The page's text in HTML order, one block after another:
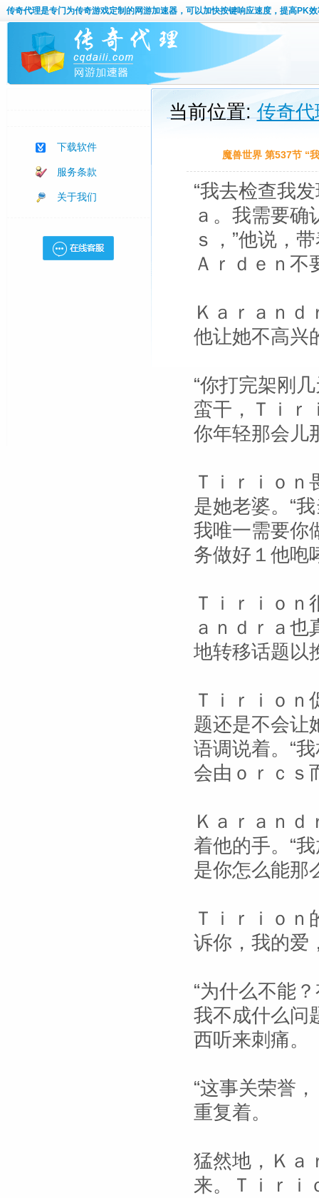
传奇代理是专门为传奇游戏定制的网游加速器，可以加快按键响应速度，提高PK效
下载软件
服务条款
关于我们
当前位置:传奇代
魔兽世界 第537节 “
“我去检查我
ａ。我需要
ｓ，”他说，
Ａｒｄｅｎ不
Ｋａｒａｎｄ
他让她不高兴
“你打完架刚
蛮干，Ｔｉｒ
你年轻那会儿
Ｔｉｒｉｏ
是她老婆。“
我唯一需要你
务做好１他咆
Ｔｉｒｉｏ
ａｎｄｒａ
地转移话题以
Ｔｉｒｉｏ
题还是不会让
语调说着。“
会由ｏｒｃｓ
Ｋａｒａｎｄ
着他的手。“
是你怎么能那
Ｔｉｒｉｏｎ
诉你，我的爱
“为什么不能
我不成什么问
西听来刺痛。
“这事关荣誉
重复着。
猛然地，Ｋａ
来。Ｔｉｒｉ